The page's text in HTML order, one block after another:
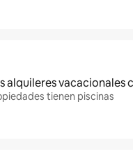
alquileres vacacionales
tienen piscinas